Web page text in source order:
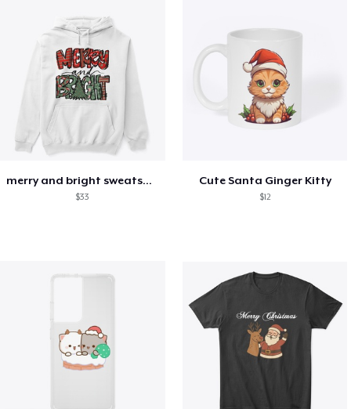
merry and bright sweatshirt christmas
$33
Cute Santa Ginger Kitty
$12